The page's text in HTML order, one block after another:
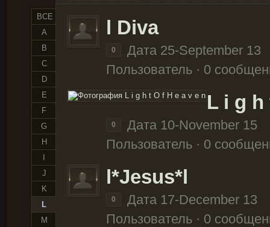
ВСЕ
A
B
C
D
E
F
G
H
J
K
L
M
l Diva
0
Дата 25-September 13
Пользователь · 0
L i g h
0
Дата 10-November 15
Пользователь · 0
l*Jesus*l
0
Дата 17-December 13
Пользователь · 0